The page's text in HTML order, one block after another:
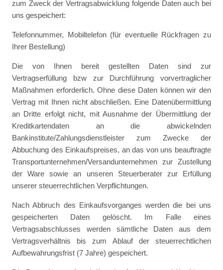
zum Zweck der Vertragsabwicklung folgende Daten auch bei
uns gespeichert:
Telefonnummer, Mobiltelefon (für eventuelle Rückfragen zu
Ihrer Bestellung)
Die von Ihnen bereit gestellten Daten sind zur
Vertragserfüllung bzw zur Durchführung vorvertraglicher
Maßnahmen erforderlich. Ohne diese Daten können wir den
Vertrag mit Ihnen nicht abschließen. Eine Datenübermittlung
an Dritte erfolgt nicht, mit Ausnahme der Übermittlung der
Kreditkartendaten an die abwickelnden
Bankinstitute/Zahlungsdienstleister zum Zwecke der
Abbuchung des Einkaufspreises, an das von uns beauftragte
Transportunternehmen/Versandunternehmen zur Zustellung
der Ware sowie an unseren Steuerberater zur Erfüllung
unserer steuerrechtlichen Verpflichtungen.
Nach Abbruch des Einkaufsvorganges werden die bei uns
gespeicherten Daten gelöscht. Im Falle eines
Vertragsabschlusses werden sämtliche Daten aus dem
Vertragsverhältnis bis zum Ablauf der steuerrechtlichen
Aufbewahrungsfrist (7 Jahre) gespeichert.